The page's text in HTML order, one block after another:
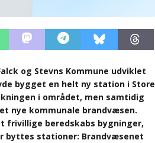
og Stevns Kommune udviklet
bygget en helt ny station i Store
i området, men samtidig
nye kommunale brandvæsen.
frivillige beredskabs bygninger,
byttes stationer: Brandvæsenet